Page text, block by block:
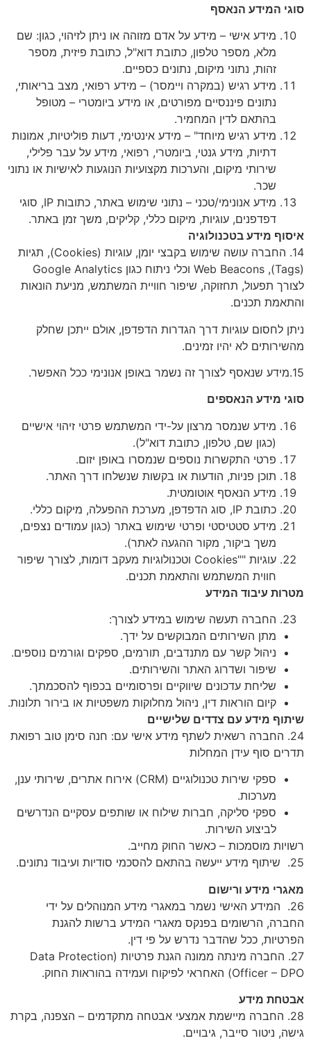
סוגי המידע הנאסף
מידע אישי – מידע על אדם מזוהה או ניתן לזיהוי, כגון: שם
מלא, מספר טלפון, כתובת דוא"ל, כתובת פיזית, מספר
זהות, נתוני מיקום, נתונים כספיים.
מידע רגיש (במקרה ויימסר) – מידע רפואי, מצב בריאותי,
נתונים פיננסיים מפורטים, או מידע ביומטרי – מטופל
בהתאם לדין המחמיר.
מידע רגיש מיוחד" – מידע אינטימי, דעות פוליטיות, אמונות
דתיות, מידע גנטי, ביומטרי, רפואי, מידע על עבר פלילי,
שירותי מיקום, והערכות מקצועיות הנוגעות לאישיות או נתוני
שכר.
מידע אנונימי/טכני – נתוני שימוש באתר, כתובות IP, סוגי
דפדפנים, עוגיות, מיקום כללי, קליקים, משך זמן באתר.
איסוף מידע בטכנולוגיה
14. החברה עושה שימוש בקבצי יומן, עוגיות (Cookies), תגיות
(Tags), Web Beacons וכלי ניתוח כגון Google Analytics
לצורך תפעול, תחזוקה, שיפור חוויית המשתמש, מניעת הונאות
והתאמת תכנים.
ניתן לחסום עוגיות דרך הגדרות הדפדפן, אולם ייתכן שחלק
מהשירותים לא יהיו זמינים.
15.מידע שנאסף לצורך זה נשמר באופן אנונימי ככל האפשר.
סוגי מידע הנאספים
מידע שנמסר מרצון על-ידי המשתמש פרטי זיהוי אישיים
(כגון שם, טלפון, כתובת דוא"ל).
פרטי התקשרות נוספים שנמסרו באופן יזום.
תוכן פניות, הודעות או בקשות שנשלחו דרך האתר.
מידע הנאסף אוטומטית.
כתובת IP, סוג הדפדפן, מערכת ההפעלה, מיקום כללי.
מידע סטטיסטי ופרטי שימוש באתר (כגון עמודים נצפים,
משך ביקור, מקור ההגעה לאתר).
עוגיות ""Cookies וטכנולוגיות מעקב דומות, לצורך שיפור
חווית המשתמש והתאמת תכנים.
מטרות עיבוד המידע
החברה תעשה שימוש במידע לצורך:
מתן השירותים המבוקשים על ידך.
ניהול קשר עם מתנדבים, תורמים, ספקים וגורמים נוספים.
שיפור ושדרוג האתר והשירותים.
שליחת עדכונים שיווקיים ופרסומיים בכפוף להסכמתך.
קיום הוראות דין, ניהול מחלוקות משפטיות או בירור תלונות.
שיתוף מידע עם צדדים שלישיים
24. החברה רשאית לשתף מידע אישי עם: חנה סימן טוב רפואת
תדרים סוף עידן המחלות
ספקי שירות טכנולוגיים (CRM) אירוח אתרים, שירותי ענן,
מערכות.
ספקי סליקה, חברות שילוח או שותפים עסקיים הנדרשים
לביצוע השירות.
רשויות מוסמכות – כאשר החוק מחייב.
25. שיתוף מידע ייעשה בהתאם להסכמי סודיות ועיבוד נתונים.
מאגרי מידע ורישום
26. המידע האישי נשמר במאגרי מידע המנוהלים על ידי
החברה, הרשומים בפנקס מאגרי המידע ברשות להגנת
הפרטיות, ככל שהדבר נדרש על פי דין.
27. החברה מינתה ממונה הגנת פרטיות (Data Protection
Officer – DPO) האחראי לפיקוח ועמידה בהוראות החוק.
אבטחת מידע
28. החברה מיישמת אמצעי אבטחה מתקדמים – הצפנה, בקרת
גישה, ניטור סייבר, גיבויים.